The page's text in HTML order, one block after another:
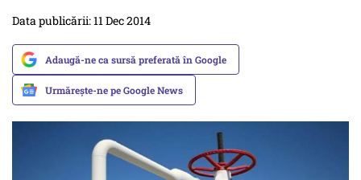
Data publicării: 11 Dec 2014
Adaugă-ne ca sursă preferată în Google
Urmărește-ne pe Google News